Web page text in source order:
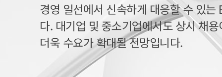
경영 일선에서 신속하게 대응할 수 있는
다. 대기업 및 중소기업에서도 상시 채
더욱 수요가 확대될 전망입니다.